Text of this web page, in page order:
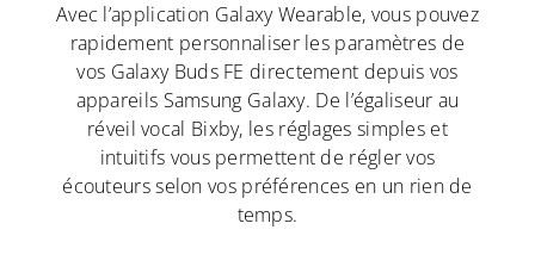
Avec l’application Galaxy Wearable, vous pouvez
rapidement personnaliser les paramètres de
vos Galaxy Buds FE directement depuis vos
appareils Samsung Galaxy. De l’égaliseur au
réveil vocal Bixby, les réglages simples et
intuitifs vous permettent de régler vos
écouteurs selon vos préférences en un rien de
temps.